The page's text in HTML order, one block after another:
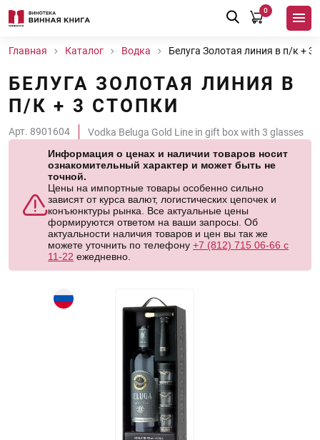
0
Главная Каталог Водка Белуга Золотая линия в п/к + 3
БЕЛУГА ЗОЛОТАЯ ЛИНИЯ В
П/К + 3 СТОПКИ
Арт. 8901604
Vodka Beluga Gold Line in gift box with 3 glasses
Информация о ценах и наличии товаров носит
ознакомительный характер и может быть не
точной.
Цены на импортные товары особенно сильно
зависят от курса валют, логистических цепочек и
конъюнктуры рынка. Все актуальные цены
формируются ответом на ваши запросы. Об
актуальности наличия товаров и цен вы так же
можете уточнить по телефону +7 (812) 715 06-66 с
11-22 ежедневно.